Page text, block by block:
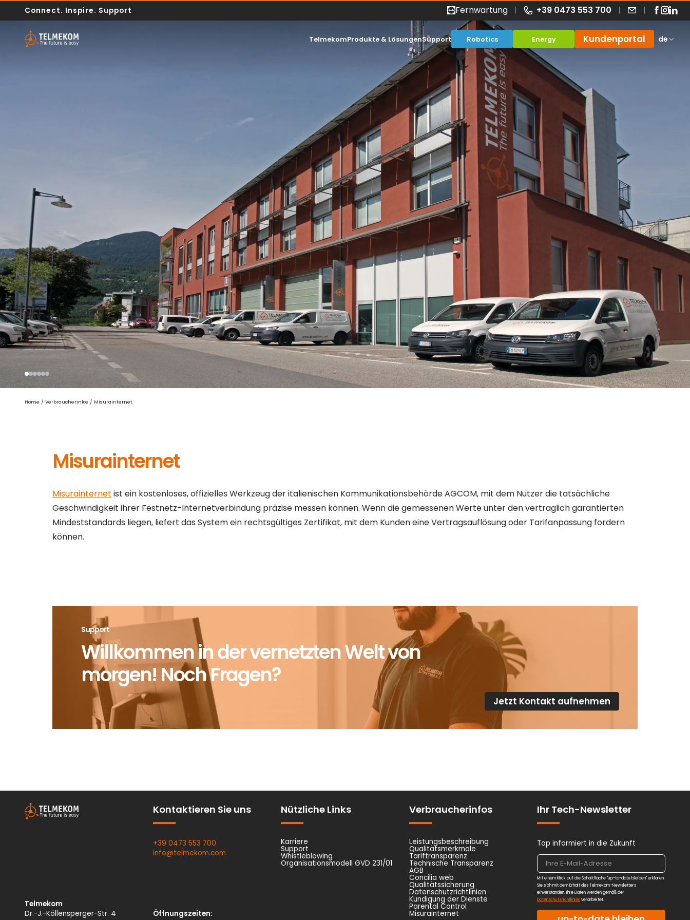
Connect. Inspire. Support Fernwartung +39 0473 553 700
Kundenportal de
Telmekom
Testimonials & Partner
Produkte & Lösungen
IT-Infrastruktur Cloud Videoüberwachung Sonderlösungen
Support
Statuspage
Download Area
FAQs
Whistleblowing
Robotics Energy
Angebote
Fragen - FAQ
Home / Verbraucherinfos / Misurainternet
Misurainternet
Misurainternet ist ein kostenloses, offizielles Werkzeug der italienischen Kommunikationsbehörde AGCOM, mit dem Nutzer die tatsächliche
Geschwindigkeit ihrer Festnetz-Internetverbindung präzise messen können. Wenn die gemessenen Werte unter den vertraglich garantierten
Mindeststandards liegen, liefert das System ein rechtsgültiges Zertifikat, mit dem Kunden eine Vertragsauflösung oder Tarifanpassung fordern
können.
Support
Willkommen in der vernetzten Welt von
morgen! Noch Fragen?
Jetzt Kontakt aufnehmen
Telmekom
Dr.-J.-Köllensperger-Str. 4
Kontaktieren Sie uns
+39 0473 553 700
info@telmekom.com
Öffnungszeiten:
Nützliche Links
Karriere
Support
Whistleblowing
Organisationsmodell GVD 231/01
Verbraucherinfos
Leistungsbeschreibung
Qualitätsmerkmale
Tariftransparenz
Technische Transparenz
AGB
Concilia web
Qualitätssicherung
Datenschutzrichtlinien
Kündigung der Dienste
Parental Control
Misurainternet
Ihr Tech-Newsletter
Top informiert in die Zukunft
Mit einem Klick auf die Schaltfläche "up-to-date bleiben" erklären
Sie sich mit dem Erhalt des Telmekom-Newsletters
einverstanden. Ihre Daten werden gemäß der
Datenschutzrichtlinienverarbeitet.